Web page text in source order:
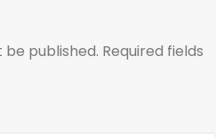
be published. Required fields